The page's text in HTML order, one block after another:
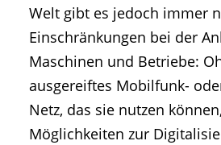
Welt gibt es jedoch immer
Einschränkungen bei der
Maschinen und Betriebe:
ausgereiftes Mobilfunk-
Netz, das sie nutzen
Möglichkeiten zur